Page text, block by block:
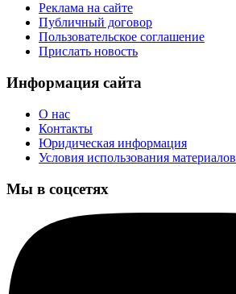
Реклама на сайте
Публичный договор
Пользовательское соглашение
Прислать новость
Информация сайта
О нас
Контакты
Юридическая информация
Условия использования материалов
Мы в соцсетях